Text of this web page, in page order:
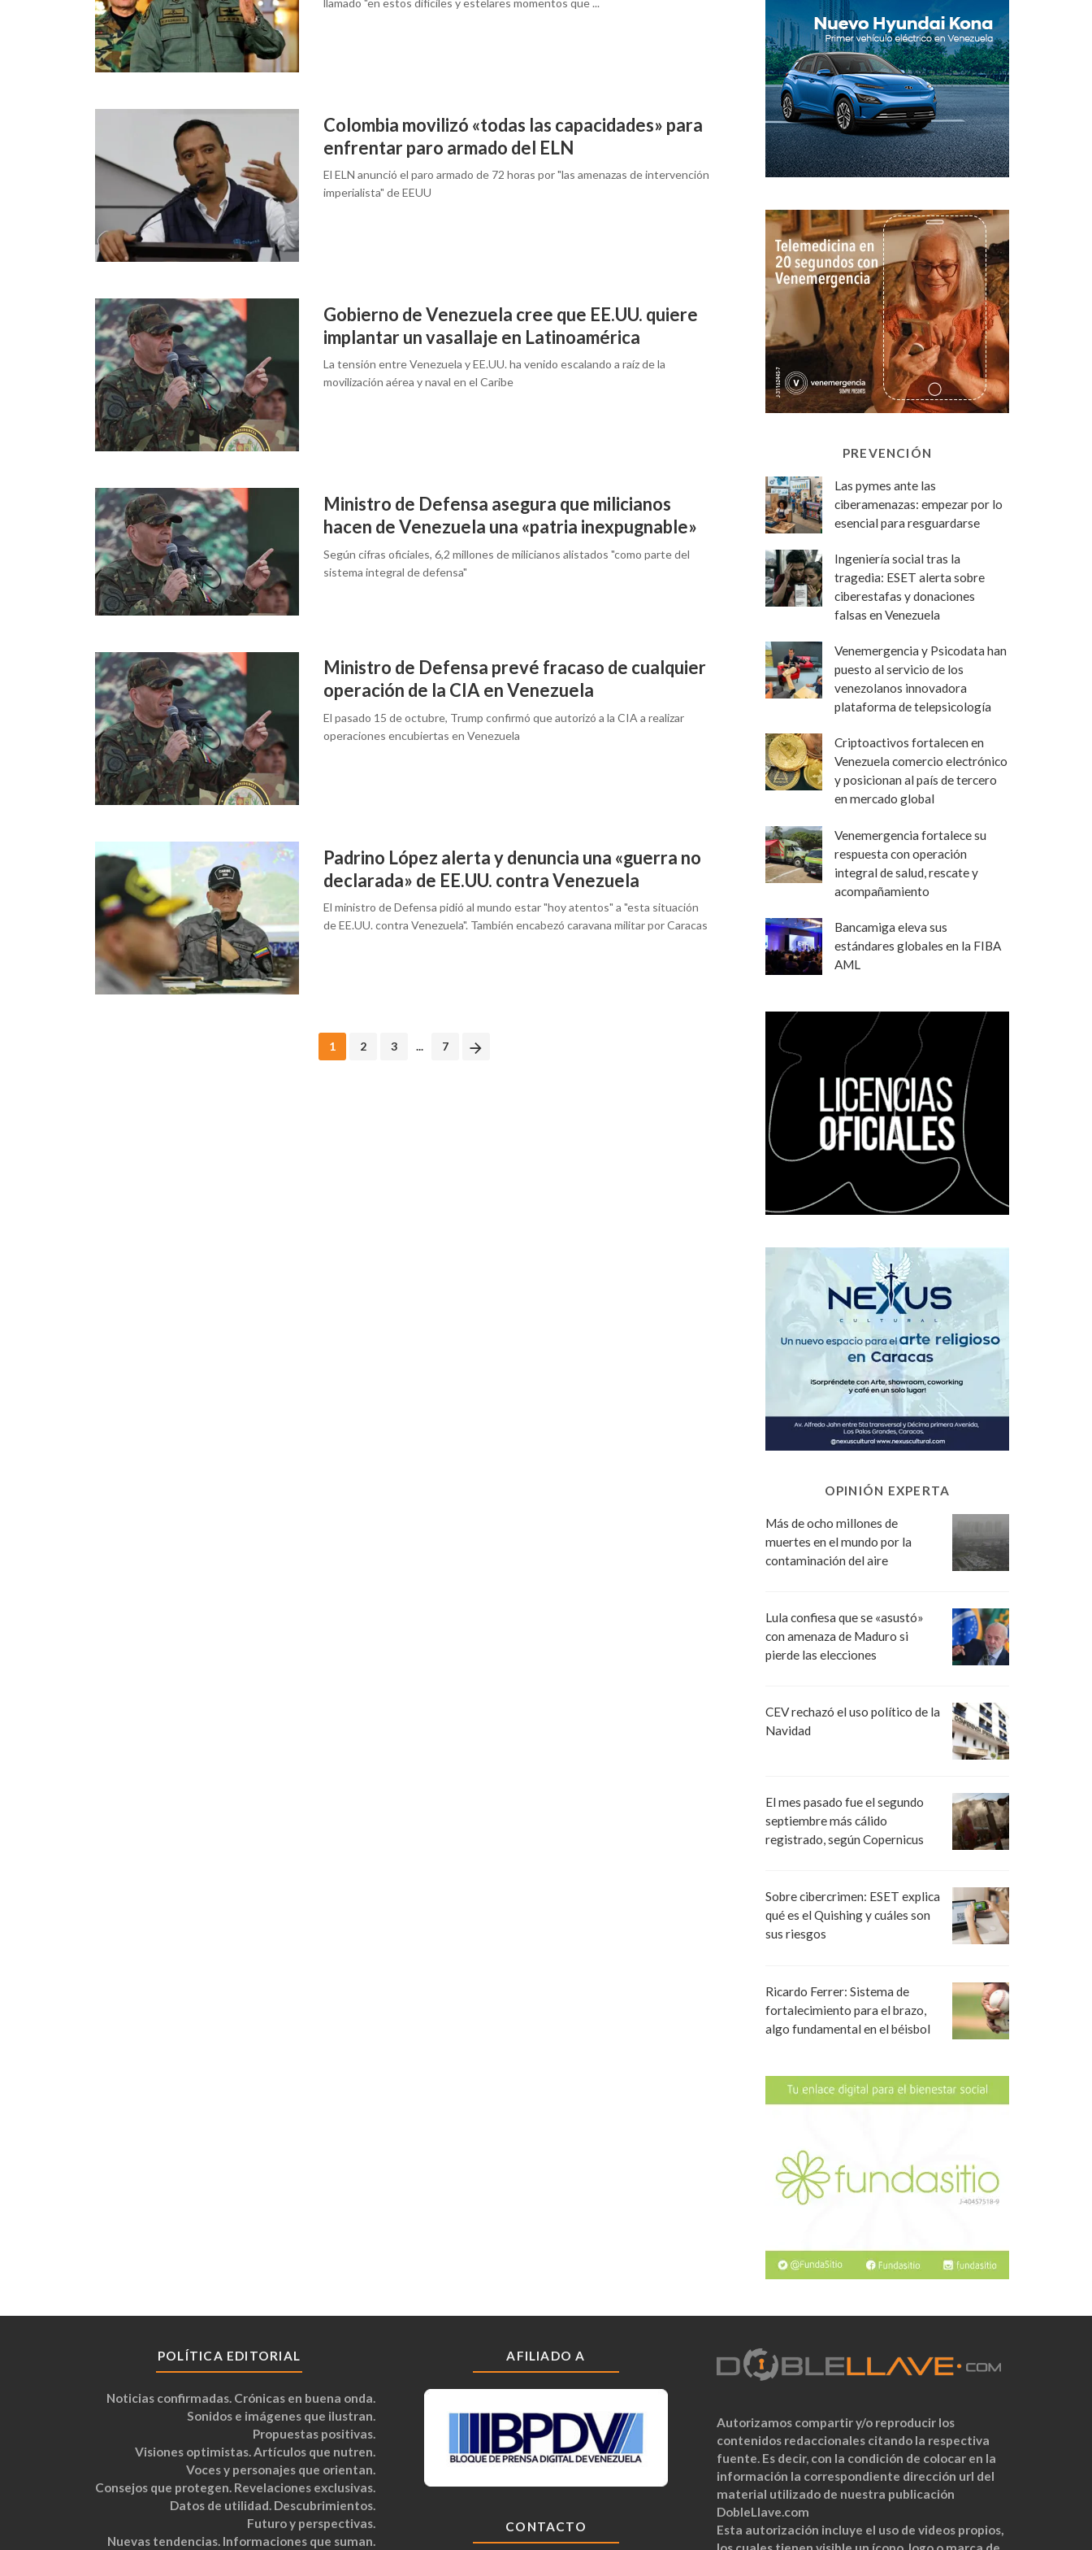
llamado "en estos difíciles y estelares momentos que ...
Colombia movilizó «todas las capacidades» para
enfrentar paro armado del ELN
El ELN anunció el paro armado de 72 horas por "las amenazas de intervención
imperialista" de EEUU
Gobierno de Venezuela cree que EE.UU. quiere
implantar un vasallaje en Latinoamérica
La tensión entre Venezuela y EE.UU. ha venido escalando a raíz de la
movilización aérea y naval en el Caribe
Ministro de Defensa asegura que milicianos
hacen de Venezuela una «patria inexpugnable»
Según cifras oficiales, 6,2 millones de milicianos alistados "como parte del
sistema integral de defensa"
Ministro de Defensa prevé fracaso de cualquier
operación de la CIA en Venezuela
El pasado 15 de octubre, Trump confirmó que autorizó a la CIA a realizar
operaciones encubiertas en Venezuela
Padrino López alerta y denuncia una «guerra no
declarada» de EE.UU. contra Venezuela
El ministro de Defensa pidió al mundo estar "hoy atentos" a "esta situación
de EE.UU. contra Venezuela". También encabezó caravana militar por Caracas
1 2 3 ... 7
PREVENCIÓN
Las pymes ante las
ciberamenazas: empezar por lo
esencial para resguardarse
Ingeniería social tras la
tragedia: ESET alerta sobre
ciberestafas y donaciones
falsas en Venezuela
Venemergencia y Psicodata han
puesto al servicio de los
venezolanos innovadora
plataforma de telepsicología
Criptoactivos fortalecen en
Venezuela comercio electrónico
y posicionan al país de tercero
en mercado global
Venemergencia fortalece su
respuesta con operación
integral de salud, rescate y
acompañamiento
Bancamiga eleva sus
estándares globales en la FIBA
AML
OPINIÓN EXPERTA
Más de ocho millones de
muertes en el mundo por la
contaminación del aire
Lula confiesa que se «asustó»
con amenaza de Maduro si
pierde las elecciones
CEV rechazó el uso político de la
Navidad
El mes pasado fue el segundo
septiembre más cálido
registrado, según Copernicus
Sobre cibercrimen: ESET explica
qué es el Quishing y cuáles son
sus riesgos
Ricardo Ferrer: Sistema de
fortalecimiento para el brazo,
algo fundamental en el béisbol
POLÍTICA EDITORIAL
Noticias confirmadas. Crónicas en buena onda.
Sonidos e imágenes que ilustran.
Propuestas positivas.
Visiones optimistas. Artículos que nutren.
Voces y personajes que orientan.
Consejos que protegen. Revelaciones exclusivas.
Datos de utilidad. Descubrimientos.
Futuro y perspectivas.
Nuevas tendencias. Informaciones que suman.
AFILIADO A
CONTACTO
Autorizamos compartir y/o reproducir los
contenidos redaccionales citando la respectiva
fuente. Es decir, con la condición de colocar en la
información la correspondiente dirección url del
material utilizado de nuestra publicación
DobleLlave.com
Esta autorización incluye el uso de videos propios,